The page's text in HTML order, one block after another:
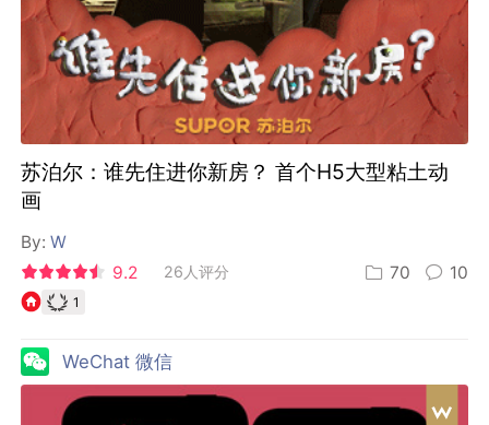
苏泊尔：谁先住进你新房？ 首个H5大型粘土动
画
By:W
9.2
26人评分 70 10
1
WeChat 微信